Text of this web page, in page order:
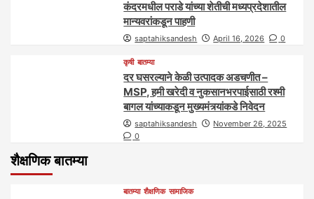
कंदरमधील पराडे यांच्या शेतीची मध्यप्रदेशातील
मान्यवरांकडून पाहणी
saptahiksandesh April 16, 2026 0
कृषी बातम्या
दर घसरल्याने केळी उत्पादक अडचणीत –
MSP, हमी खरेदी व नुकसानभरपाईसाठी रश्मी
बागल यांच्याकडून मुख्यमंत्र्यांकडे निवेदन
saptahiksandesh
November 26, 2025
0
शैक्षणिक बातम्या
बातम्या शैक्षणिक सामाजिक